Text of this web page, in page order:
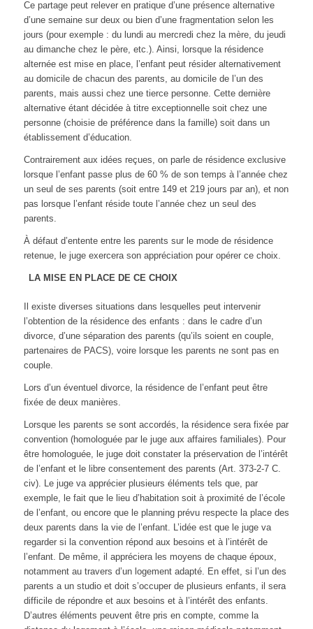
Ce partage peut relever en pratique d’une présence alternative
d’une semaine sur deux ou bien d’une fragmentation selon les
jours (pour exemple : du lundi au mercredi chez la mère, du jeudi
au dimanche chez le père, etc.). Ainsi, lorsque la résidence
alternée est mise en place, l’enfant peut résider alternativement
au domicile de chacun des parents, au domicile de l’un des
parents, mais aussi chez une tierce personne. Cette dernière
alternative étant décidée à titre exceptionnelle soit chez une
personne (choisie de préférence dans la famille) soit dans un
établissement d’éducation.
Contrairement aux idées reçues, on parle de résidence exclusive
lorsque l’enfant passe plus de 60 % de son temps à l’année chez
un seul de ses parents (soit entre 149 et 219 jours par an), et non
pas lorsque l’enfant réside toute l’année chez un seul des
parents.
À défaut d’entente entre les parents sur le mode de résidence
retenue, le juge exercera son appréciation pour opérer ce choix.
LA MISE EN PLACE DE CE CHOIX
Il existe diverses situations dans lesquelles peut intervenir
l’obtention de la résidence des enfants : dans le cadre d’un
divorce, d’une séparation des parents (qu’ils soient en couple,
partenaires de PACS), voire lorsque les parents ne sont pas en
couple.
Lors d’un éventuel divorce, la résidence de l’enfant peut être
fixée de deux manières.
Lorsque les parents se sont accordés, la résidence sera fixée par
convention (homologuée par le juge aux affaires familiales). Pour
être homologuée, le juge doit constater la préservation de l’intérêt
de l’enfant et le libre consentement des parents (Art. 373-2-7 C.
civ). Le juge va apprécier plusieurs éléments tels que, par
exemple, le fait que le lieu d’habitation soit à proximité de l’école
de l’enfant, ou encore que le planning prévu respecte la place des
deux parents dans la vie de l’enfant. L’idée est que le juge va
regarder si la convention répond aux besoins et à l’intérêt de
l’enfant. De même, il appréciera les moyens de chaque époux,
notamment au travers d’un logement adapté. En effet, si l’un des
parents a un studio et doit s’occuper de plusieurs enfants, il sera
difficile de répondre et aux besoins et à l’intérêt des enfants.
D’autres éléments peuvent être pris en compte, comme la